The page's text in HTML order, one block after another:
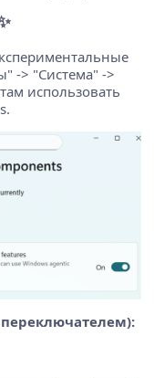
-> "Система" ->
использовать